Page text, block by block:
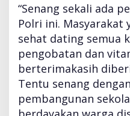
“Senang sekali ada
Polri ini. Masyarakat
sehat dating semua
pengobatan dan
berterimakasih
Tentu senang
pembangunan